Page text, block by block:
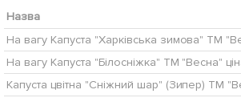
Назва